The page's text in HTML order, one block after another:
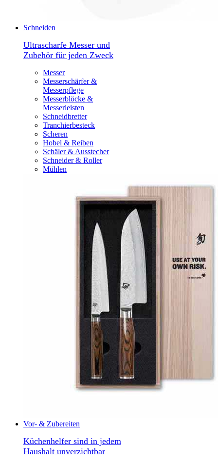
Schneiden
Ultrascharfe Messer und
Zubehör für jeden Zweck
Messer
Messerschärfer &
Messerpflege
Messerblöcke &
Messerleisten
Schneidbretter
Tranchierbesteck
Scheren
Hobel & Reiben
Schäler & Ausstecher
Schneider & Roller
Mühlen
Vor- & Zubereiten
Küchenhelfer sind in jedem
Haushalt unverzichtbar